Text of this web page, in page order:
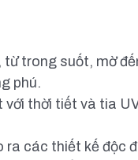
trong suốt, mờ
phú.
thời tiết và tia
các thiết kế độc